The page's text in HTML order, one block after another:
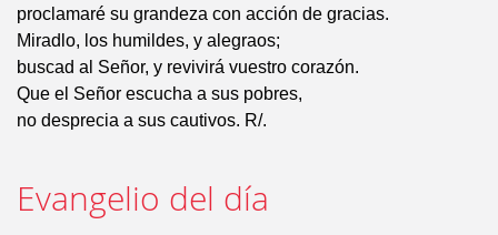
proclamaré su grandeza con acción de gracias.
Miradlo, los humildes, y alegraos;
buscad al Señor, y revivirá vuestro corazón.
Que el Señor escucha a sus pobres,
no desprecia a sus cautivos. R/.
Evangelio del día